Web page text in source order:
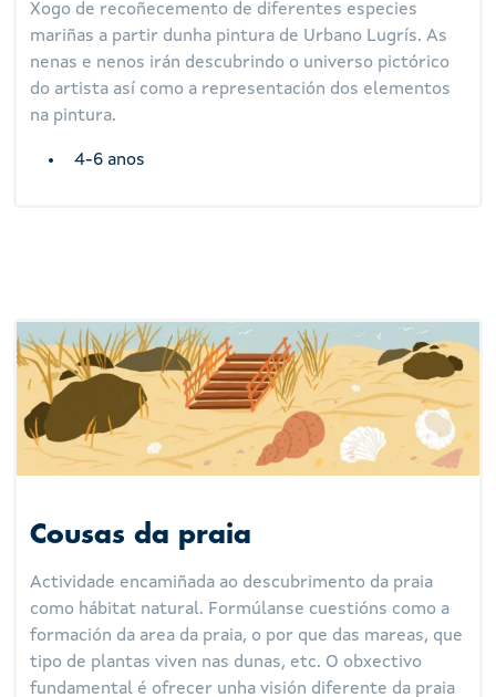
Xogo de recoñecemento de diferentes especies
mariñas a partir dunha pintura de Urbano Lugrís. As
nenas e nenos irán descubrindo o universo pictórico
do artista así como a representación dos elementos
na pintura.
4-6 anos
Cousas da praia
Actividade encamiñada ao descubrimento da praia
como hábitat natural. Formúlanse cuestións como a
formación da area da praia, o por que das mareas, que
tipo de plantas viven nas dunas, etc. O obxectivo
fundamental é ofrecer unha visión diferente da praia